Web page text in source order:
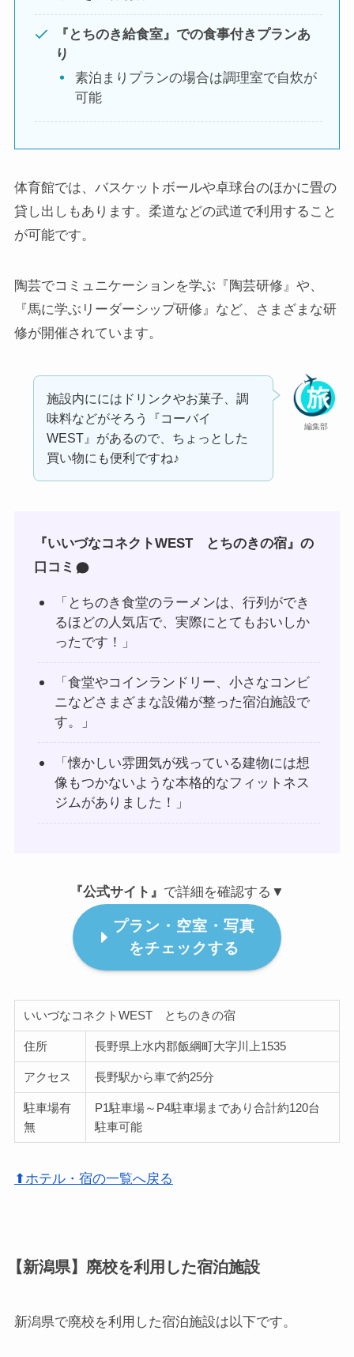
『とちのき給食室』での食事付きプランあ
り
素泊まりプランの場合は調理室で自炊が
可能
体育館では、バスケットボールや卓球台のほかに畳の
貸し出しもあります。柔道などの武道で利用すること
が可能です。
陶芸でコミュニケーションを学ぶ『陶芸研修』や、
『馬に学ぶリーダーシップ研修』など、さまざまな研
修が開催されています。
編集部
施設内ににはドリンクやお菓子、調
味料などがそろう『コーバイ
WEST』があるので、ちょっとした
買い物にも便利ですね♪
『いいづなコネクトWEST とちのきの宿 』の
口コミ
「とちのき食堂のラーメンは、行列ができ
るほどの人気店で、実際にとてもおいしか
ったです！」
「食堂やコインランドリー、小さなコンビ
ニなどさまざまな設備が整った宿泊施設で
す。」
「懐かしい雰囲気が残っている建物には想
像もつかないような本格的なフィットネス
ジムがありました！」
『公式サイト』 で詳細を確認する▼
プラン・空室・写真
をチェックする
いいづなコネクトWEST とちのきの宿
住所 長野県上水内郡飯綱町大字川上1535
アクセス 長野駅から車で約25分
駐車場有
無
P1駐車場～P4駐車場まであり合計約120台
駐車可能
⬆ホテル・宿の一覧へ戻る
【新潟県】廃校を利用した宿泊施設
新潟県で廃校を利用した宿泊施設は以下です。